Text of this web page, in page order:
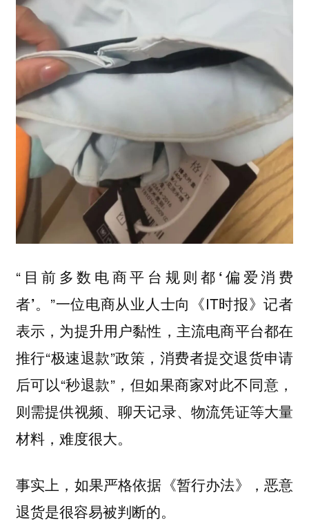
“目前多数电商平台规则都‘偏爱消费
者’。 ”一位电商从业人士向《IT时报》记者
表示，为提升用户黏性，主流电商平台都在
推行“极速退款”政策，消费者提交退货申请
后可以“秒退款”，但如果商家对此不同意，
则需提供视频、聊天记录、物流凭证等大量
材料，难度很大。
事实上，如果严格依据《暂行办法》，恶意
退货是很容易被判断的。